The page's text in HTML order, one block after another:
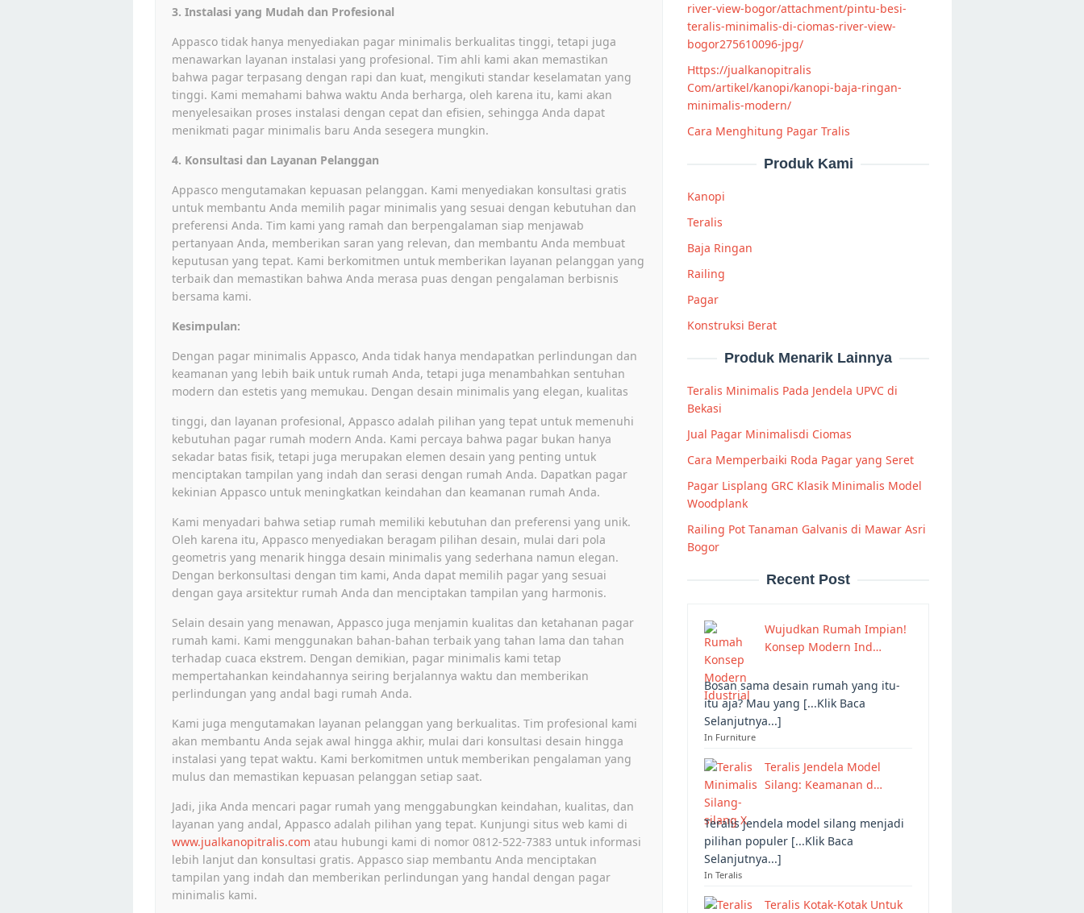
3. Instalasi yang Mudah dan Profesional
Appasco tidak hanya menyediakan pagar minimalis berkualitas tinggi, tetapi juga
menawarkan layanan instalasi yang profesional. Tim ahli kami akan memastikan
bahwa pagar terpasang dengan rapi dan kuat, mengikuti standar keselamatan yang
tinggi. Kami memahami bahwa waktu Anda berharga, oleh karena itu, kami akan
menyelesaikan proses instalasi dengan cepat dan efisien, sehingga Anda dapat
menikmati pagar minimalis baru Anda sesegera mungkin.
4. Konsultasi dan Layanan Pelanggan
Appasco mengutamakan kepuasan pelanggan. Kami menyediakan konsultasi gratis
untuk membantu Anda memilih pagar minimalis yang sesuai dengan kebutuhan dan
preferensi Anda. Tim kami yang ramah dan berpengalaman siap menjawab
pertanyaan Anda, memberikan saran yang relevan, dan membantu Anda membuat
keputusan yang tepat. Kami berkomitmen untuk memberikan layanan pelanggan yang
terbaik dan memastikan bahwa Anda merasa puas dengan pengalaman berbisnis
bersama kami.
Kesimpulan:
Dengan pagar minimalis Appasco, Anda tidak hanya mendapatkan perlindungan dan
keamanan yang lebih baik untuk rumah Anda, tetapi juga menambahkan sentuhan
modern dan estetis yang memukau. Dengan desain minimalis yang elegan, kualitas
tinggi, dan layanan profesional, Appasco adalah pilihan yang tepat untuk memenuhi
kebutuhan pagar rumah modern Anda. Kami percaya bahwa pagar bukan hanya
sekadar batas fisik, tetapi juga merupakan elemen desain yang penting untuk
menciptakan tampilan yang indah dan serasi dengan rumah Anda. Dapatkan pagar
kekinian Appasco untuk meningkatkan keindahan dan keamanan rumah Anda.
Kami menyadari bahwa setiap rumah memiliki kebutuhan dan preferensi yang unik.
Oleh karena itu, Appasco menyediakan beragam pilihan desain, mulai dari pola
geometris yang menarik hingga desain minimalis yang sederhana namun elegan.
Dengan berkonsultasi dengan tim kami, Anda dapat memilih pagar yang sesuai
dengan gaya arsitektur rumah Anda dan menciptakan tampilan yang harmonis.
Selain desain yang menawan, Appasco juga menjamin kualitas dan ketahanan pagar
rumah kami. Kami menggunakan bahan-bahan terbaik yang tahan lama dan tahan
terhadap cuaca ekstrem. Dengan demikian, pagar minimalis kami tetap
mempertahankan keindahannya seiring berjalannya waktu dan memberikan
perlindungan yang andal bagi rumah Anda.
Kami juga mengutamakan layanan pelanggan yang berkualitas. Tim profesional kami
akan membantu Anda sejak awal hingga akhir, mulai dari konsultasi desain hingga
instalasi yang tepat waktu. Kami berkomitmen untuk memberikan pengalaman yang
mulus dan memastikan kepuasan pelanggan setiap saat.
Jadi, jika Anda mencari pagar rumah yang menggabungkan keindahan, kualitas, dan
layanan yang andal, Appasco adalah pilihan yang tepat. Kunjungi situs web kami di
www.jualkanopitralis.com atau hubungi kami di nomor 0812-522-7383 untuk informasi
lebih lanjut dan konsultasi gratis. Appasco siap membantu Anda menciptakan
tampilan yang indah dan memberikan perlindungan yang handal dengan pagar
minimalis kami.
river-view-bogor/attachment/pintu-besi-
teralis-minimalis-di-ciomas-river-view-
bogor275610096-jpg/
Https://jualkanopitralis
Com/artikel/kanopi/kanopi-baja-ringan-
minimalis-modern/
Cara Menghitung Pagar Tralis
Produk Kami
Kanopi
Teralis
Baja Ringan
Railing
Pagar
Konstruksi Berat
Produk Menarik Lainnya
Teralis Minimalis Pada Jendela UPVC di
Bekasi
Jual Pagar Minimalisdi Ciomas
Cara Memperbaiki Roda Pagar yang Seret
Pagar Lisplang GRC Klasik Minimalis Model
Woodplank
Railing Pot Tanaman Galvanis di Mawar Asri
Bogor
Recent Post
Wujudkan Rumah Impian!
Konsep Modern Ind…
Bosan sama desain rumah yang itu-
itu aja? Mau yang [...Klik Baca
Selanjutnya...]
In Furniture
Teralis Jendela Model
Silang: Keamanan d…
Teralis jendela model silang menjadi
pilihan populer [...Klik Baca
Selanjutnya...]
In Teralis
Teralis Kotak-Kotak Untuk